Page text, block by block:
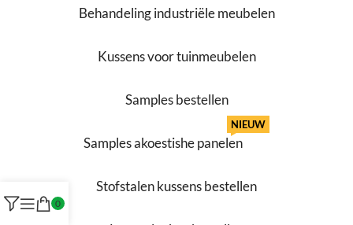
Behandeling industriële meubelen
Kussens voor tuinmeubelen
Samples bestellen
Samples akoestishe panelen
NIEUW
Stofstalen kussens bestellen
0